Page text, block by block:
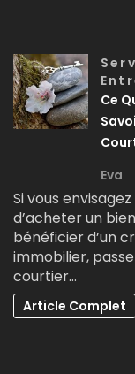
Ce
Eva
Si vous envisagez
d’acheter un
bénéficier d’un
immobilier,
courtier…
Article Complet